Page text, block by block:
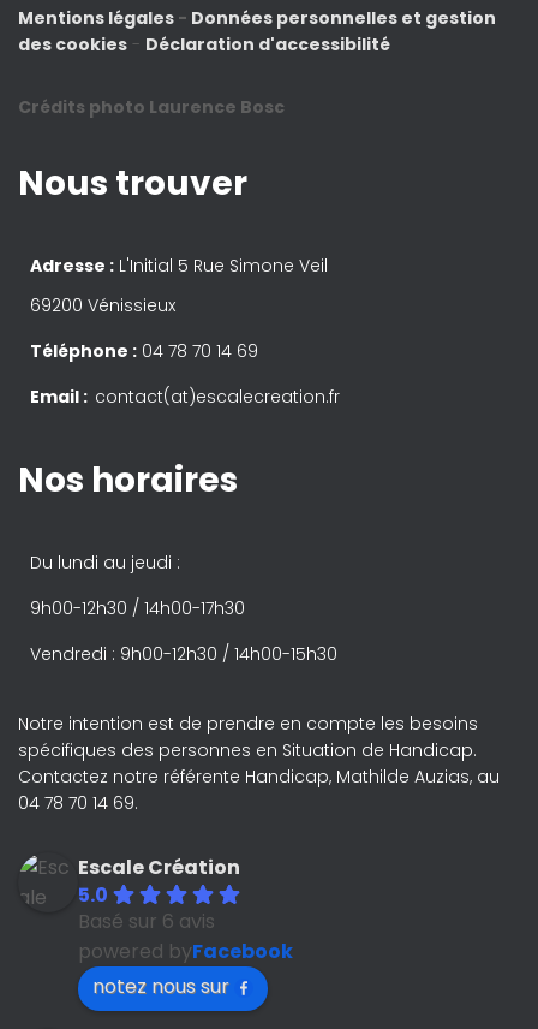
Mentions légales - Données personnelles et gestion
des cookies - Déclaration d'accessibilité
Crédits photo Laurence Bosc
Nous trouver
Adresse : L'Initial 5 Rue Simone Veil
69200 Vénissieux
Téléphone : 04 78 70 14 69
Email : contact(at)escalecreation.fr
Nos horaires
Du lundi au jeudi :
9h00-12h30 / 14h00-17h30
Vendredi : 9h00-12h30 / 14h00-15h30
Notre intention est de prendre en compte les besoins
spécifiques des personnes en Situation de Handicap.
Contactez notre référente Handicap, Mathilde Auzias, au
04 78 70 14 69.
Escale Création
5.0
Basé sur 6 avis
powered byFacebook
notez nous sur